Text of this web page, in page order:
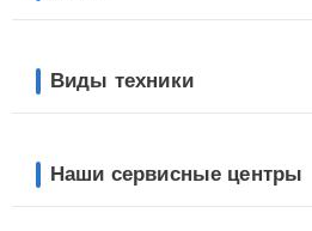
Виды техники
Наши сервисные центры